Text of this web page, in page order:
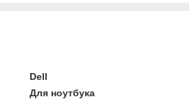
Dell
Для ноутбука